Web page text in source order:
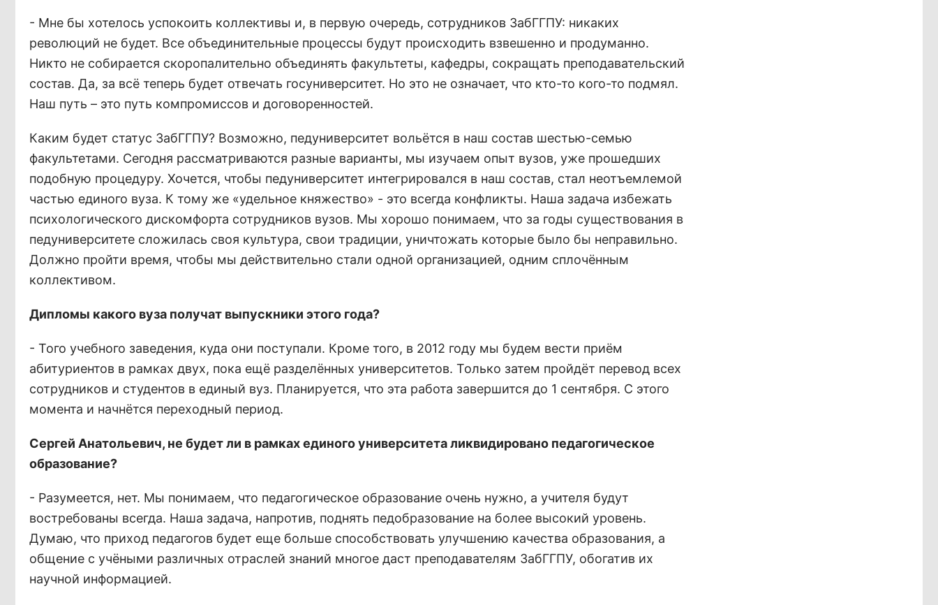
- Мне бы хотелось успокоить коллективы и, в первую очередь, сотрудников ЗабГГПУ: никаких
революций не будет. Все объединительные процессы будут происходить взвешенно и продуманно.
Никто не собирается скоропалительно объединять факультеты, кафедры, сокращать преподавательский
состав. Да, за всё теперь будет отвечать госуниверситет. Но это не означает, что кто-то кого-то подмял.
Наш путь – это путь компромиссов и договоренностей.
Каким будет статус ЗабГГПУ? Возможно, педуниверситет вольётся в наш состав шестью-семью
факультетами. Сегодня рассматриваются разные варианты, мы изучаем опыт вузов, уже прошедших
подобную процедуру. Хочется, чтобы педуниверситет интегрировался в наш состав, стал неотъемлемой
частью единого вуза. К тому же «удельное княжество» - это всегда конфликты. Наша задача избежать
психологического дискомфорта сотрудников вузов. Мы хорошо понимаем, что за годы существования в
педуниверситете сложилась своя культура, свои традиции, уничтожать которые было бы неправильно.
Должно пройти время, чтобы мы действительно стали одной организацией, одним сплочённым
коллективом.
Дипломы какого вуза получат выпускники этого года?
- Того учебного заведения, куда они поступали. Кроме того, в 2012 году мы будем вести приём
абитуриентов в рамках двух, пока ещё разделённых университетов. Только затем пройдёт перевод всех
сотрудников и студентов в единый вуз. Планируется, что эта работа завершится до 1 сентября. С этого
момента и начнётся переходный период.
Сергей Анатольевич, не будет ли в рамках единого университета ликвидировано педагогическое
образование?
- Разумеется, нет. Мы понимаем, что педагогическое образование очень нужно, а учителя будут
востребованы всегда. Наша задача, напротив, поднять педобразование на более высокий уровень.
Думаю, что приход педагогов будет еще больше способствовать улучшению качества образования, а
общение с учёными различных отраслей знаний многое даст преподавателям ЗабГГПУ, обогатив их
научной информацией.